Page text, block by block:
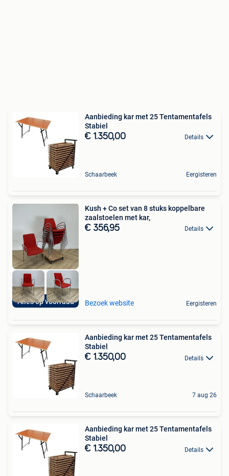
Aanbieding kar met 25 Tentamentafels
Stabiel
€ 1.350,00 Details
Schaarbeek Eergisteren
Alles op voorraad
Kush + Co set van 8 stuks koppelbare
zaalstoelen met kar,
€ 356,95 Details
Bezoek website Eergisteren
Aanbieding kar met 25 Tentamentafels
Stabiel
€ 1.350,00 Details
Schaarbeek 7 aug 26
Aanbieding kar met 25 Tentamentafels
Stabiel
€ 1.350,00 Details